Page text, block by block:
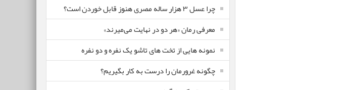
چرا عسل ۳ هزار ساله‌ مصری هنوز قابل خوردن است؟
معرفی رمان «هر دو در نهایت می‌میرند»
نمونه هایی از تخت های تاشو یک نفره و دو نفره
چگونه غرورمان را درست به کار بگیریم؟